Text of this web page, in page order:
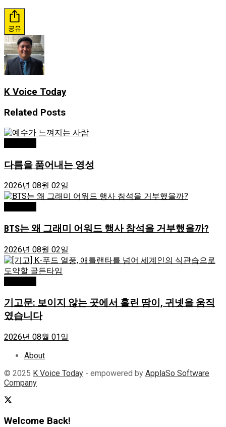
공유
K Voice Today
Related Posts
다름을 품어내는 영성
2026년 08월 02일
BTS는 왜 그래미 어워드 행사 참석을 거부했을까?
2026년 08월 02일
기고문: 보이지 않는 곳에서 흘린 땀이, 귀넷을 움직
였습니다
2026년 08월 01일
About
© 2025 K Voice Today - empowered by ApplaSo Software
Company
Welcome Back!